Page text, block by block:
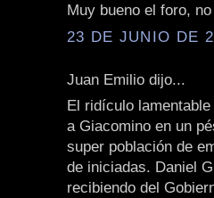
Muy bueno el foro,
23 DE JUNIO DE
Juan Emilio dijo...
El ridículo
a Giacomino en un
super población de
de iniciadas. Daniel
recibiendo del